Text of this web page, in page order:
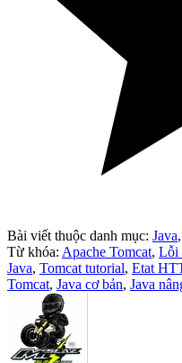
Bài viết thuộc danh mục: Java,
Từ khóa: Apache Tomcat, Lỗi
Java, Tomcat tutorial, Etat
Tomcat, Java cơ bản, Java